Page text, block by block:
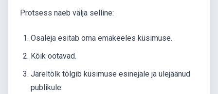
Protsess näeb välja selline:
Osaleja esitab oma emakeeles küsimuse.
Kõik ootavad.
Järeltõlk tõlgib küsimuse esinejale ja ülejäänud
publikule.